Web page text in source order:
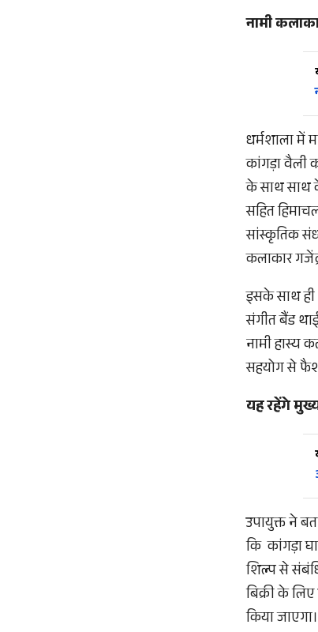
नामी
धर्मशाला में
कांगड़ा वैली
के साथ साथ
सहित
सांस्कृतिक
कलाकार
इसके साथ ही
संगीत बैंड
नामी हास्य
सहयोग से
यह रहेंगे
उपायुक्त ने
कि कांगड़ा
शिल्प से
बिक्री के
किया जाएगा।